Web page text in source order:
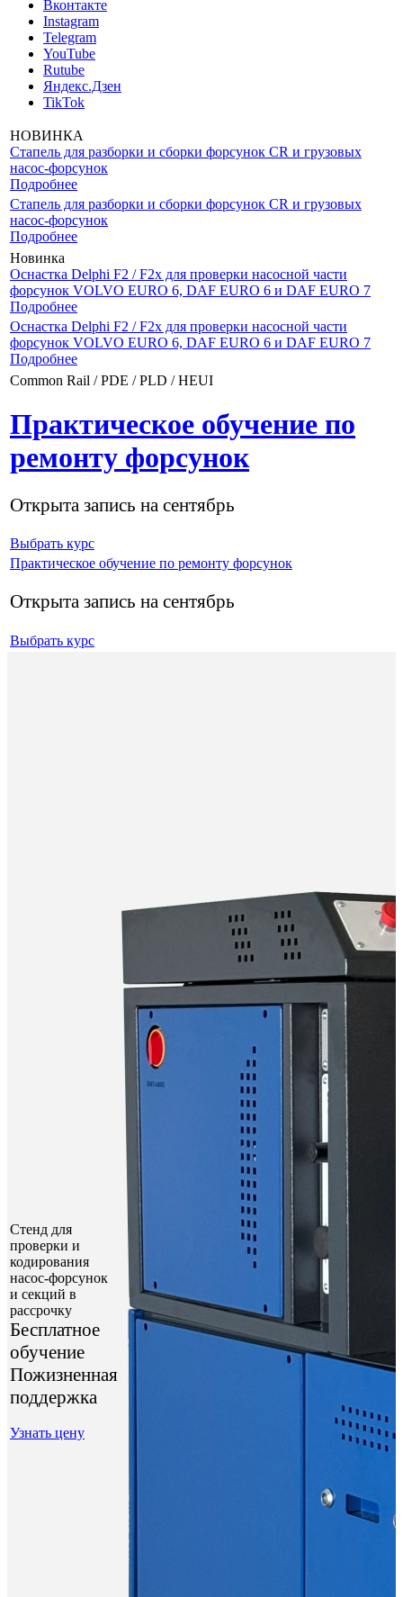
Вконтакте
Instagram
Telegram
YouTube
Rutube
Яндекс.Дзен
TikTok
НОВИНКА
Стапель для разборки и сборки форсунок CR и грузовых
насос-форсунок
Подробнее
Стапель для разборки и сборки форсунок CR и грузовых
насос-форсунок
Подробнее
Новинка
Оснастка Delphi F2 / F2x для проверки насосной части
форсунок VOLVO EURO 6, DAF EURO 6 и DAF EURO 7
Подробнее
Оснастка Delphi F2 / F2x для проверки насосной части
форсунок VOLVO EURO 6, DAF EURO 6 и DAF EURO 7
Подробнее
Common Rail / PDE / PLD / HEUI
Практическое обучение по
ремонту форсунок
Открыта запись на сентябрь
Выбрать курс
Практическое обучение по ремонту форсунок
Открыта запись на сентябрь
Выбрать курс
Стенд для
проверки и
кодирования
насос-форсунок
и секций в
рассрочку
Бесплатное
обучение
Пожизненная
поддержка
Узнать цену